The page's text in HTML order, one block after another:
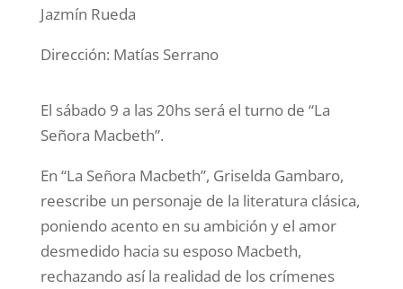
Jazmín Rueda
Dirección: Matías Serrano
El sábado 9 a las 20hs será el turno de “La
Señora Macbeth”.
En “La Señora Macbeth”, Griselda Gambaro,
reescribe un personaje de la literatura clásica,
poniendo acento en su ambición y el amor
desmedido hacia su esposo Macbeth,
rechazando así la realidad de los crímenes